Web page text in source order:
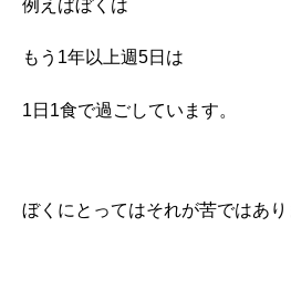
例えばぼくは
もう1年以上週5日は
1日1食で過ごしています。
ぼくにとってはそれが苦ではあり